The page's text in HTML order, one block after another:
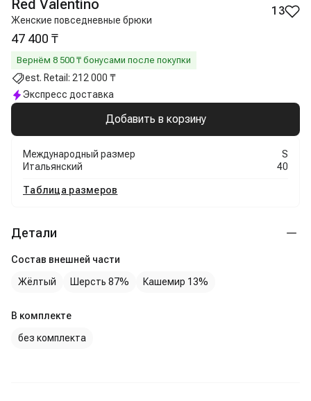
Red Valentino
Женские повседневные брюки
13
47 400 ₸
Вернём 8 500 ₸ бонусами после покупки
est. Retail: 212 000 ₸
Экспресс доставка
Добавить в корзину
Международный размер
S
Итальянский
40
Таблица размеров
Детали
Состав внешней части
Жёлтый
Шерсть 87% Кашемир 13%
В комплекте
без комплекта